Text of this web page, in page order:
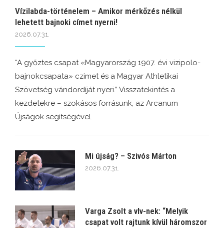
Vízilabda-történelem – Amikor mérkőzés nélkül
lehetett bajnoki címet nyerni!
2026.07.31.
“A győztes csapat «Magyarország 1907. évi vizipolo-
bajnokcsapata» czimet és a Magyar Athletikai
Szövetség vándordíját nyeri.” Visszatekintés a
kezdetekre – szokásos forrásunk, az Arcanum
Újságok segítségével.
Mi újság? – Szivós Márton
2026.07.31.
Varga Zsolt a vlv-nek: “Melyik
csapat volt rajtunk kívül háromszor